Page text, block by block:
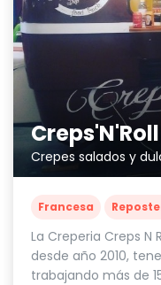
Creps'N'Roll
Crepes salados y
Francesa
La Creperia Creps
desde año 2010,
trabajando más de